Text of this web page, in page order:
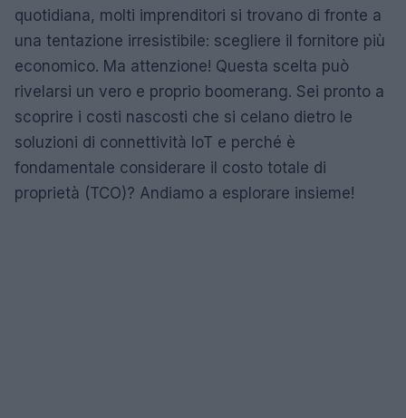
quotidiana, molti imprenditori si trovano di fronte a
una tentazione irresistibile: scegliere il fornitore più
economico. Ma attenzione! Questa scelta può
rivelarsi un vero e proprio boomerang. Sei pronto a
scoprire i costi nascosti che si celano dietro le
soluzioni di connettività IoT e perché è
fondamentale considerare il costo totale di
proprietà (TCO)? Andiamo a esplorare insieme!